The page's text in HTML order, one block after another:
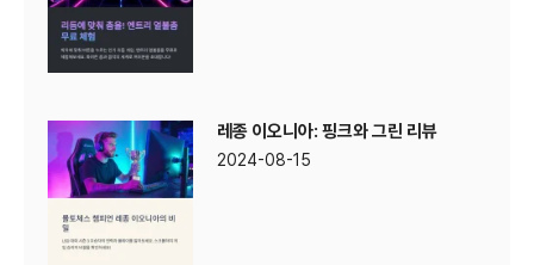
레종 이오니아: 핑크와 그린 리뷰
2024-08-15